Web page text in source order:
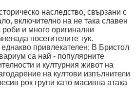
наследство, свързани с
включително на не така славен
роби и много оригинални
посетителите тук.
привлекателен; В Бристол
са най - популярните
и културния живот на
на култови изпълнители
рок групи като масивна атака